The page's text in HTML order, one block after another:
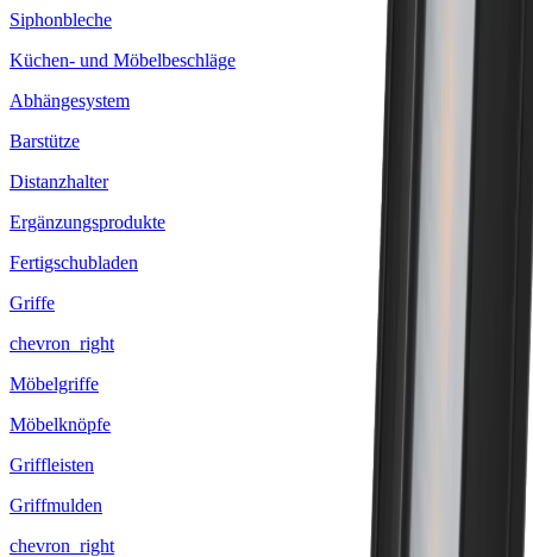
Siphonbleche
Küchen- und Möbelbeschläge
Abhängesystem
Barstütze
Distanzhalter
Ergänzungsprodukte
Fertigschubladen
Griffe
chevron_right
Möbelgriffe
Möbelknöpfe
Griffleisten
Griffmulden
chevron_right